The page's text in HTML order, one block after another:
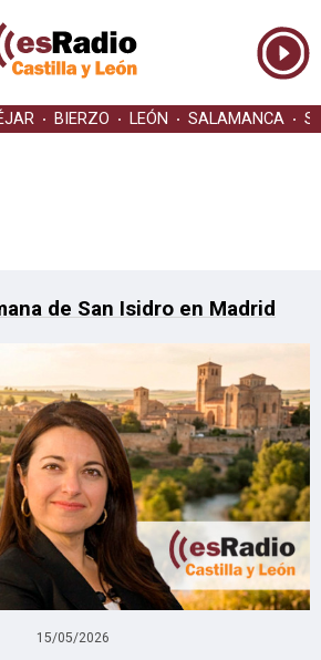
BIERZO LEÓN SALAMANCA
de San Isidro en Madrid
15/05/2026